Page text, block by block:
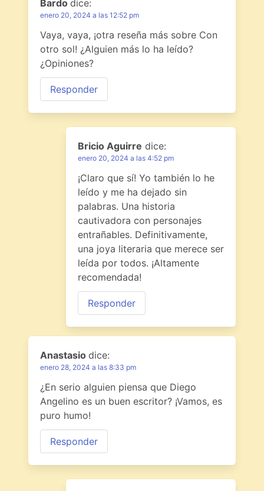
Bardo dice:
enero 20, 2024 a las 12:52 pm
Vaya, vaya, ¡otra reseña más sobre Con
otro sol! ¿Alguien más lo ha leído?
¿Opiniones?
Responder
Bricio Aguirre dice:
enero 20, 2024 a las 4:52 pm
¡Claro que sí! Yo también lo he
leído y me ha dejado sin
palabras. Una historia
cautivadora con personajes
entrañables. Definitivamente,
una joya literaria que merece ser
leída por todos. ¡Altamente
recomendada!
Responder
Anastasio dice:
enero 28, 2024 a las 8:33 pm
¿En serio alguien piensa que Diego
Angelino es un buen escritor? ¡Vamos, es
puro humo!
Responder